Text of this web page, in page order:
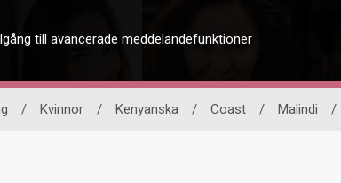
till avancerade meddelandefunktioner
/ Kvinnor / Kenyanska / Coast / Malindi /